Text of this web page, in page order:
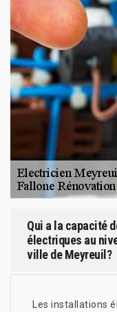
Qui a la capacité
électriques au
ville de Meyreuil?
Les installations